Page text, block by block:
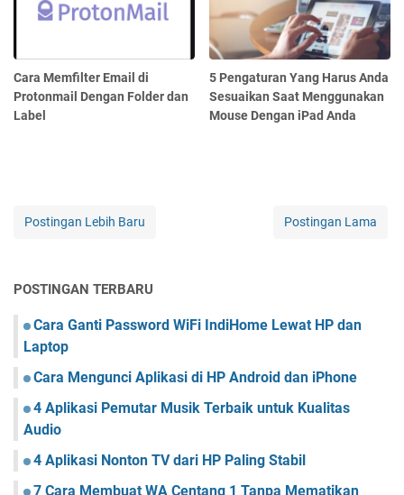
Cara Memfilter Email di
Protonmail Dengan Folder dan
Label
5 Pengaturan Yang Harus Anda
Sesuaikan Saat Menggunakan
Mouse Dengan iPad Anda
Postingan Lebih Baru Postingan Lama
POSTINGAN TERBARU
Cara Ganti Password WiFi IndiHome Lewat HP dan
Laptop
Cara Mengunci Aplikasi di HP Android dan iPhone
4 Aplikasi Pemutar Musik Terbaik untuk Kualitas
Audio
4 Aplikasi Nonton TV dari HP Paling Stabil
7 Cara Membuat WA Centang 1 Tanpa Mematikan